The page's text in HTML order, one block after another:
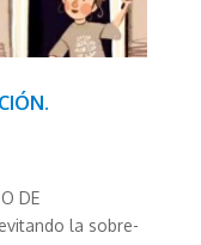
DE
la sobre-